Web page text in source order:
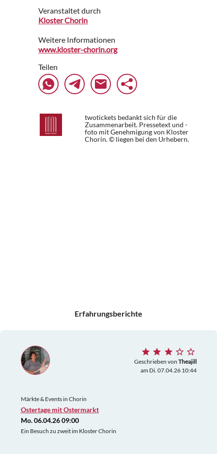
Veranstaltet durch
Kloster Chorin
Weitere Informationen
www.kloster-chorin.org
Teilen
twotickets bedankt sich für die
Zusammenarbeit. Pressetext und -
foto mit Genehmigung von Kloster
Chorin. © liegen bei den Urhebern.
Erfahrungsberichte
Geschrieben von Theajill
am Di. 07.04.26 10:44
Märkte & Events in Chorin
Ostertage mit Ostermarkt
Mo. 06.04.26 09:00
Ein Besuch zu zweit im Kloster Chorin